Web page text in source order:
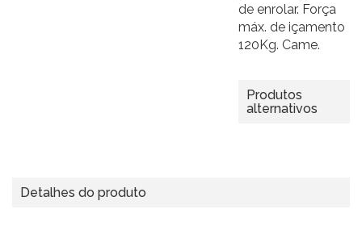
de enrolar. Força
máx. de içamento
120Kg. Came.
Produtos
alternativos
Detalhes do produto